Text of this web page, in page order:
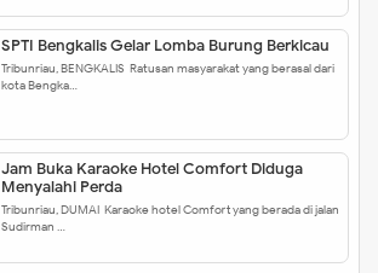
SPTI Bengkalis Gelar Lomba Burung Berkicau
Tribunriau, BENGKALIS-Ratusan masyarakat yang berasal dari
kota Bengka…
Jam Buka Karaoke Hotel Comfort Diduga
Menyalahi Perda
Tribunriau, DUMAI-Karaoke hotel Comfort yang berada di jalan
Sudirman …